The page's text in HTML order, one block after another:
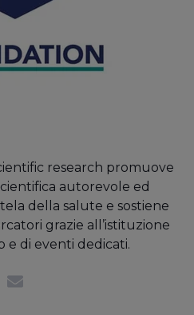
research promuove
autorevole ed
della salute e sostiene
grazie all’istituzione
e di eventi dedicati.